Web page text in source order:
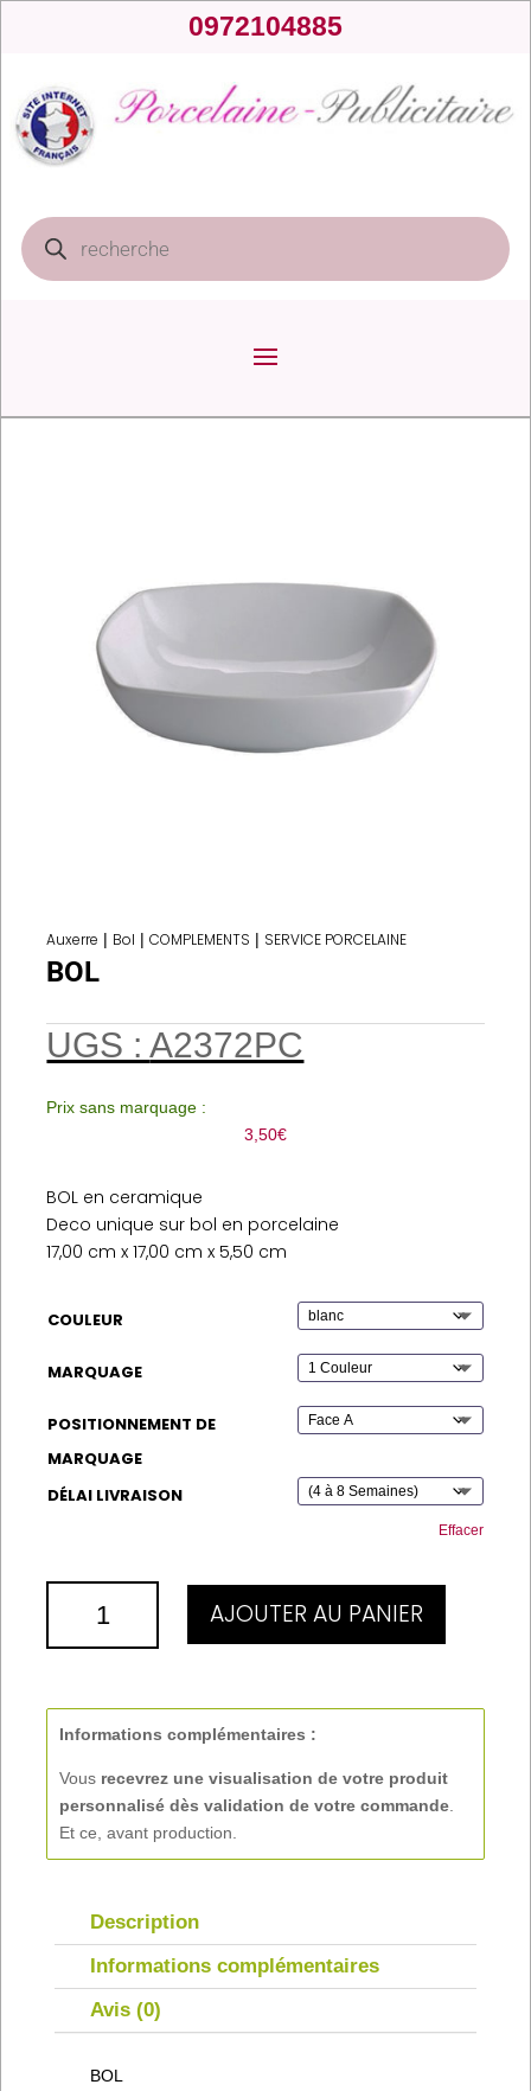
0972104885
Recherche
de
produits
Auxerre | Bol |COMPLEMENTS | SERVICE PORCELAINE
BOL
UGS :A2372PC
Prix sans marquage :
3,50€
BOL en ceramique
Deco unique sur bol en porcelaine
17,00 cm x 17,00 cm x 5,50 cm
COULEUR
MARQUAGE
POSITIONNEMENT DE
MARQUAGE
DÉLAI LIVRAISON
Effacer
BOL
AJOUTER AU PANIER
Informations complémentaires :
Vous recevrez une visualisation de votre produit
personnalisé dès validation de votre commande
Et ce, avant production.
Description
Informations complémentaires
Avis (0)
BOL